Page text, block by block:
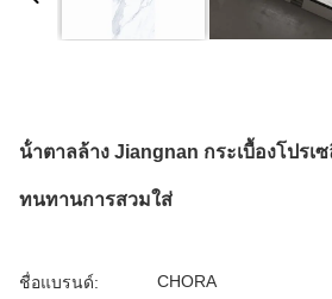
น้ําตาลล้าง Jiangnan กระเบื้องโปรเ
ทนทานการสวมใส่
ชื่อแบรนด์: CHORA